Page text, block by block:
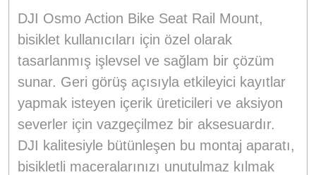
DJI Osmo Action Bike Seat Rail Mount,
bisiklet kullanıcıları için özel olarak
tasarlanmış işlevsel ve sağlam bir çözüm
sunar. Geri görüş açısıyla etkileyici kayıtlar
yapmak isteyen içerik üreticileri ve aksiyon
severler için vazgeçilmez bir aksesuardır.
DJI kalitesiyle bütünleşen bu montaj aparatı,
bisikletli maceralarınızı unutulmaz kılmak